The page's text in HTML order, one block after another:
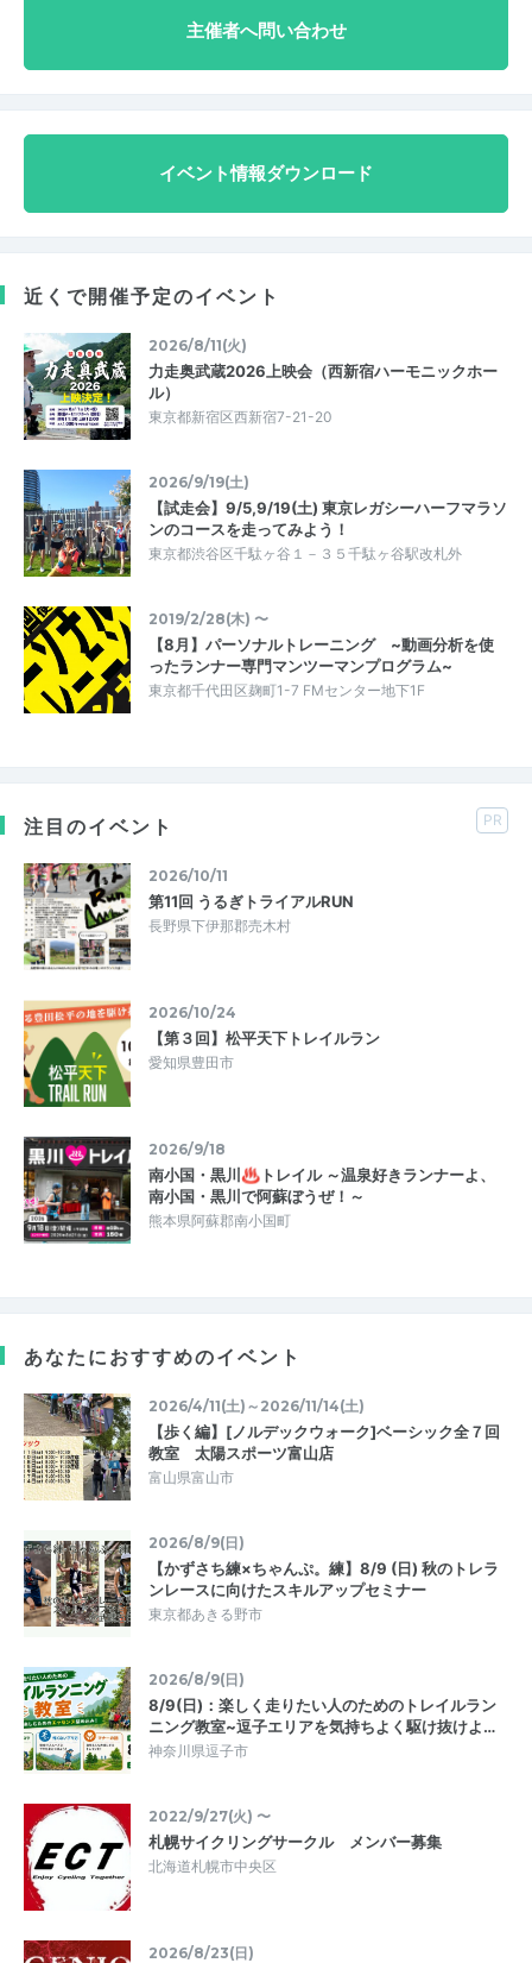
主催者へ問い合わせ
イベント情報ダウンロード
近くで開催予定のイベント
2026/8/11(火)
力走奥武蔵2026上映会（西新宿ハーモニックホー
ル）
東京都新宿区西新宿7-21-20
2026/9/19(土)
【試走会】9/5,9/19(土) 東京レガシーハーフマラソ
ンのコースを走ってみよう！
東京都渋谷区千駄ヶ谷１－３５千駄ヶ谷駅改札外
2019/2/28(木) 〜
【8月】パーソナルトレーニング ~動画分析を使
ったランナー専門マンツーマンプログラム~
東京都千代田区麹町1-7 FMセンター地下1F
注目のイベント PR
2026/10/11
第11回 うるぎトライアルRUN
長野県下伊那郡売木村
2026/10/24
【第３回】松平天下トレイルラン
愛知県豊田市
2026/9/18
南小国・黒川♨トレイル ～温泉好きランナーよ、
南小国・黒川で阿蘇ぼうぜ！～
熊本県阿蘇郡南小国町
あなたにおすすめのイベント
2026/4/11(土)～2026/11/14(土)
【歩く編】[ノルデックウォーク]ベーシック全７回
教室 太陽スポーツ富山店
富山県富山市
2026/8/9(日)
【かずさち練×ちゃんぷ。練】8/9 (日) 秋のトレラ
ンレースに向けたスキルアップセミナー
東京都あきる野市
2026/8/9(日)
8/9(日)：楽しく走りたい人のためのトレイルラン
ニング教室~逗子エリアを気持ちよく駆け抜けよ…
神奈川県逗子市
2022/9/27(火) 〜
札幌サイクリングサークル メンバー募集
北海道札幌市中央区
2026/8/23(日)